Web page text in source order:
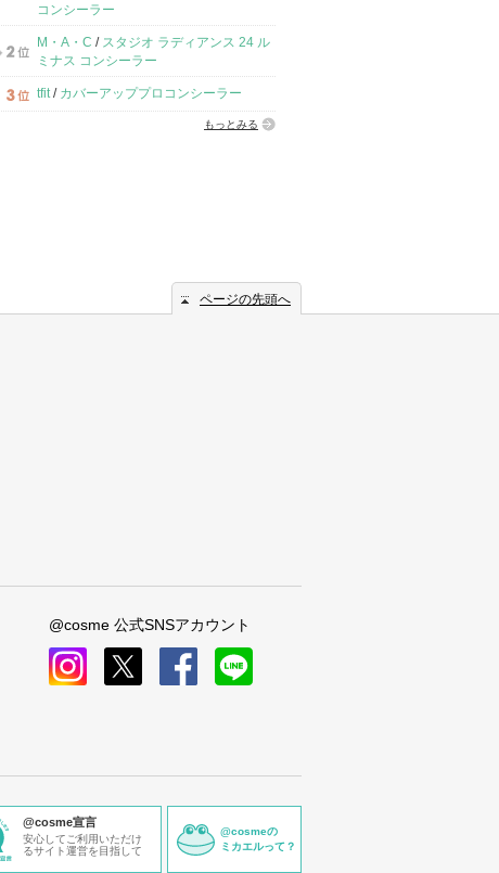
コンシーラー
M・A・C / スタジオ ラディアンス 24 ル
ミナス コンシーラー
tfit/ カバーアッププロコンシーラー
もっとみる
ページの先頭へ
@cosme 公式SNSアカウント
@cosme宣言
安心してご利用いただけ
るサイト運営を目指して
@cosmeの
ミカエルって？